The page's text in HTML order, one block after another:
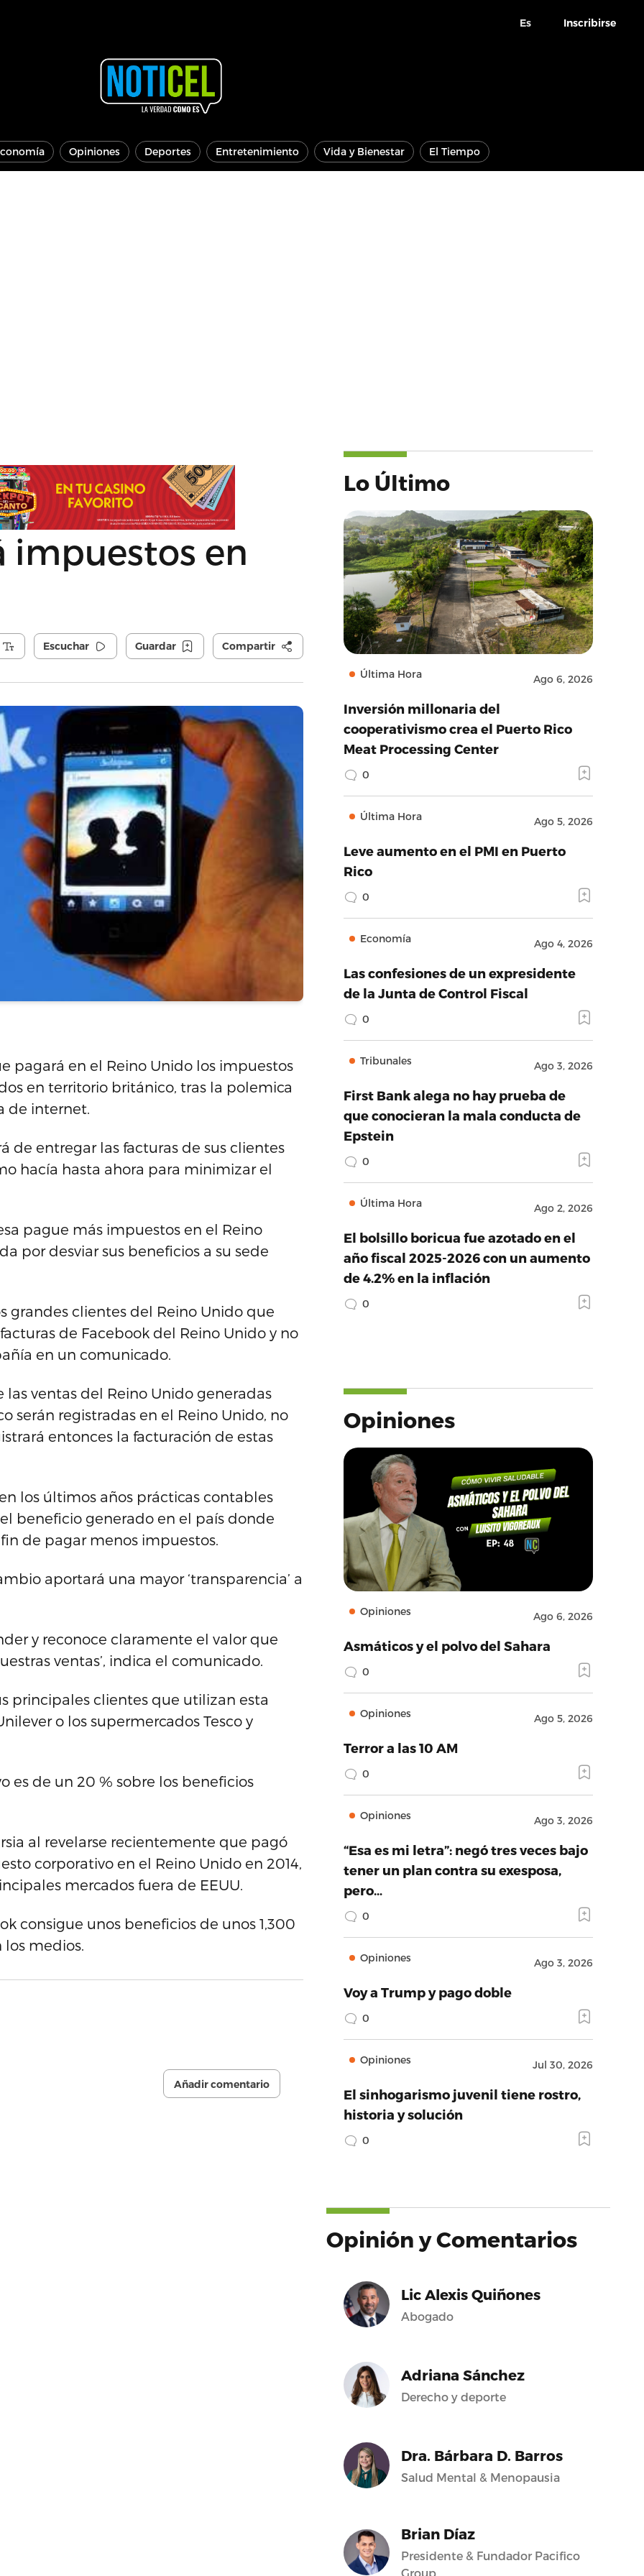
Es Inscribirse
Opiniones Deportes Entretenimiento Vida y Bienestar El Tiempo
impuestos en
Escuchar Guardar Compartir
pagará en el Reino Unido los impuestos
en territorio británico, tras la polemica
de internet.
de entregar las facturas de sus clientes
hacía hasta ahora para minimizar el
pague más impuestos en el Reino
por desviar sus beneficios a su sede
grandes clientes del Reino Unido que
de Facebook del Reino Unido y no
en un comunicado.
las ventas del Reino Unido generadas
registradas en el Reino Unido, no
entonces la facturación de estas
los últimos años prácticas contables
beneficio generado en el país donde
de pagar menos impuestos.
aportará una mayor ‘transparencia’ a
y reconoce claramente el valor que
ventas’, indica el comunicado.
principales clientes que utilizan esta
o los supermercados Tesco y
es de un 20 % sobre los beneficios
al revelarse recientemente que pagó
corporativo en el Reino Unido en 2014,
mercados fuera de EEUU.
consigue unos beneficios de unos 1,300
los medios.
Añadir comentario
Lo Último
Última Hora Ago 6, 2026
Inversión millonaria del
cooperativismo crea el Puerto Rico
Meat Processing Center
0
Última Hora Ago 5, 2026
Leve aumento en el PMI en Puerto
Rico
0
Economía Ago 4, 2026
Las confesiones de un expresidente
de la Junta de Control Fiscal
0
Tribunales Ago 3, 2026
First Bank alega no hay prueba de
que conocieran la mala conducta de
Epstein
0
Última Hora Ago 2, 2026
El bolsillo boricua fue azotado en el
año fiscal 2025-2026 con un aumento
de 4.2% en la inflación
0
Opiniones
Opiniones Ago 6, 2026
Asmáticos y el polvo del Sahara
0
Opiniones Ago 5, 2026
Terror a las 10 AM
0
Opiniones Ago 3, 2026
“Esa es mi letra”: negó tres veces bajo
tener un plan contra su exesposa,
pero…
0
Opiniones Ago 3, 2026
Voy a Trump y pago doble
0
Opiniones Jul 30, 2026
El sinhogarismo juvenil tiene rostro,
historia y solución
0
Opinión y Comentarios
Lic Alexis Quiñones
Abogado
Adriana Sánchez
Derecho y deporte
Dra. Bárbara D. Barros
Salud Mental & Menopausia
Brian Díaz
Presidente & Fundador Pacifico
Group